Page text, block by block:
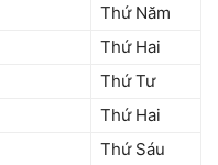
Thứ Năm
Thứ Hai
Thứ Tư
Thứ Hai
Thứ Sáu